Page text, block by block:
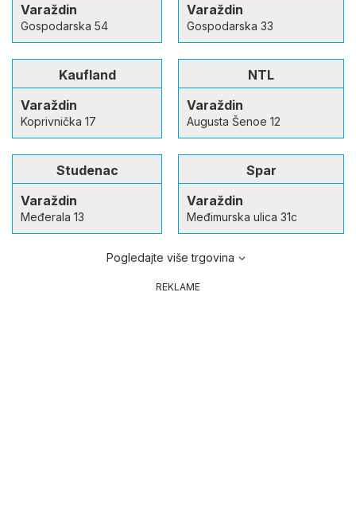
Varaždin
Gospodarska 54
Varaždin
Gospodarska 33
Kaufland
Varaždin
Koprivnička 17
NTL
Varaždin
Augusta Šenoe 12
Studenac
Varaždin
Međerala 13
Spar
Varaždin
Međimurska ulica 31c
Pogledajte više trgovina
REKLAME